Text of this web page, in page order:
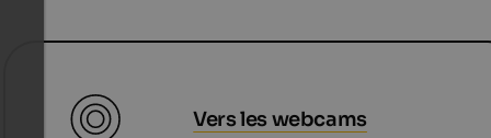
Vers les webcams